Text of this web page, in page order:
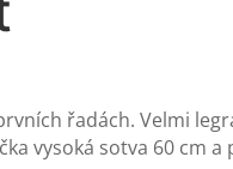
řadách. Velmi
vysoká sotva 60 cm